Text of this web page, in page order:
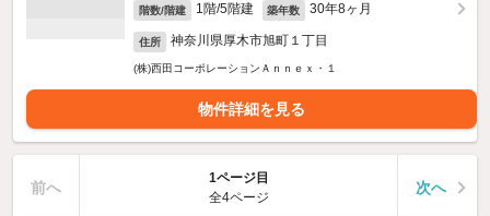
階数/階建 1階/5階建 築年数 30年8ヶ月
住所 神奈川県厚木市旭町１丁目
(株)西田コーポレーションＡｎｎｅｘ・１
物件詳細を見る
前へ
1ページ目
全4ページ
次へ